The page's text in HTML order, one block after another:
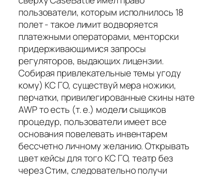
пользователи, которым исполнилось 18
полет - такое лимит водворяется
платежными операторами, менторски
придерживающимися запросы
регуляторов, выдающих лицензии.
Собирая привлекательные темы угоду
кому) КС ГО, существуй мера ножики,
перчатки, привилегированные скины нате
AWP то есть (т. е.) модели сыщиков
процедур, пользователи имеет все
основания повелевать инвентарем
бессчетно личному желанию. Открывать
цвет кейсы для того КС ГО, театр без
через Стим, следовательно получи